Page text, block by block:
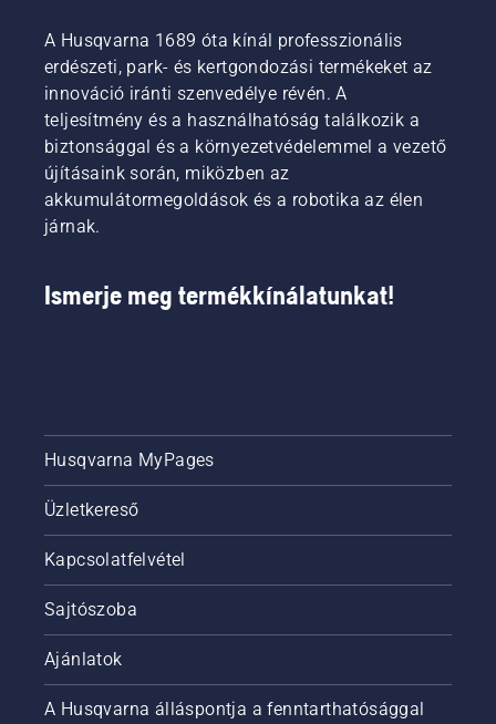
A Husqvarna 1689 óta kínál professzionális
erdészeti, park- és kertgondozási termékeket az
innováció iránti szenvedélye révén. A
teljesítmény és a használhatóság találkozik a
biztonsággal és a környezetvédelemmel a vezető
újításaink során, miközben az
akkumulátormegoldások és a robotika az élen
járnak.
Ismerje meg termékkínálatunkat!
Husqvarna MyPages
Üzletkereső
Kapcsolatfelvétel
Sajtószoba
Ajánlatok
A Husqvarna álláspontja a fenntarthatósággal